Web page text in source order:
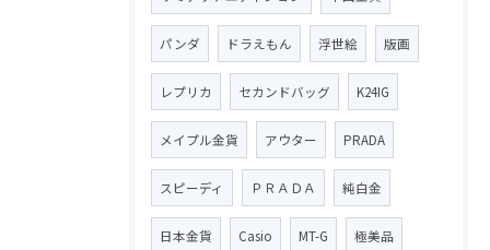
パンダ ドラえもん 浮世絵 版画
レプリカ セカンドバッグ K24IG
メイプル金貨 アウター PRADA
スピーディ ＰＲＡＤＡ 純白金
日本金貨 Casio MT-G 極美品